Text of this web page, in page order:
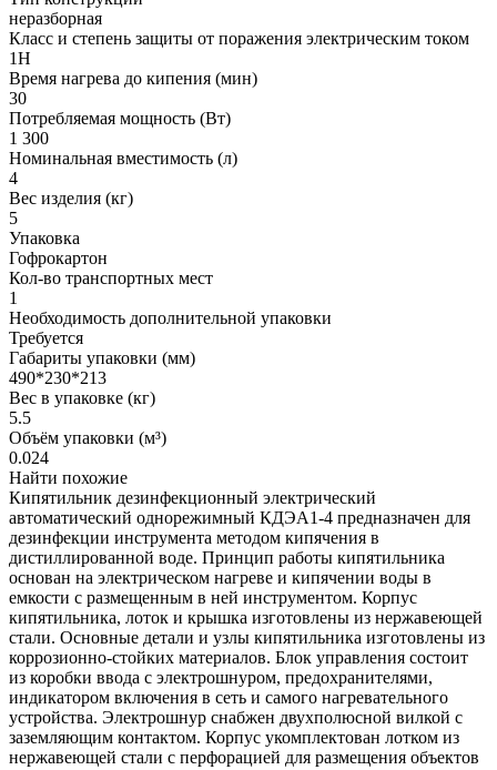
неразборная
Класс и степень защиты от поражения электрическим током
1Н
Время нагрева до кипения (мин)
30
Потребляемая мощность (Вт)
1 300
Номинальная вместимость (л)
4
Вес изделия (кг)
5
Упаковка
Гофрокартон
Кол-во транспортных мест
1
Необходимость дополнительной упаковки
Требуется
Габариты упаковки (мм)
490*230*213
Вес в упаковке (кг)
5.5
Объём упаковки (м³)
0.024
Найти похожие
Кипятильник дезинфекционный электрический
автоматический однорежимный КДЭА1-4 предназначен для
дезинфекции инструмента методом кипячения в
дистиллированной воде. Принцип работы кипятильника
основан на электрическом нагреве и кипячении воды в
емкости с размещенным в ней инструментом. Корпус
кипятильника, лоток и крышка изготовлены из нержавеющей
стали. Основные детали и узлы кипятильника изготовлены из
коррозионно-стойких материалов. Блок управления состоит
из коробки ввода с электрошнуром, предохранителями,
индикатором включения в сеть и самого нагревательного
устройства. Электрошнур снабжен двухполюсной вилкой с
заземляющим контактом. Корпус укомплектован лотком из
нержавеющей стали с перфорацией для размещения объектов